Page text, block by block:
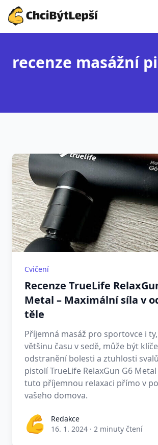
ChciBýtLepší.cz
recenze masážní
Cvičení
Recenze TrueLife
Metal – Maximální síla v
těle
Příjemná masáž pro sportovce i
většinu času v sedě, může být
odstranění bolesti a ztuhlosti
pistolí TrueLife RelaxGun G6
tuto příjemnou relaxaci přímo v
vašeho domova.
Redakce
16. 1. 2024 · 2 minuty čtení